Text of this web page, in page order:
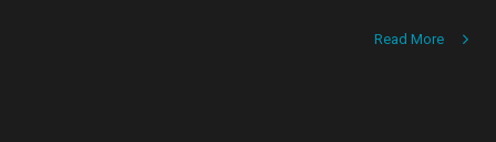
Read More